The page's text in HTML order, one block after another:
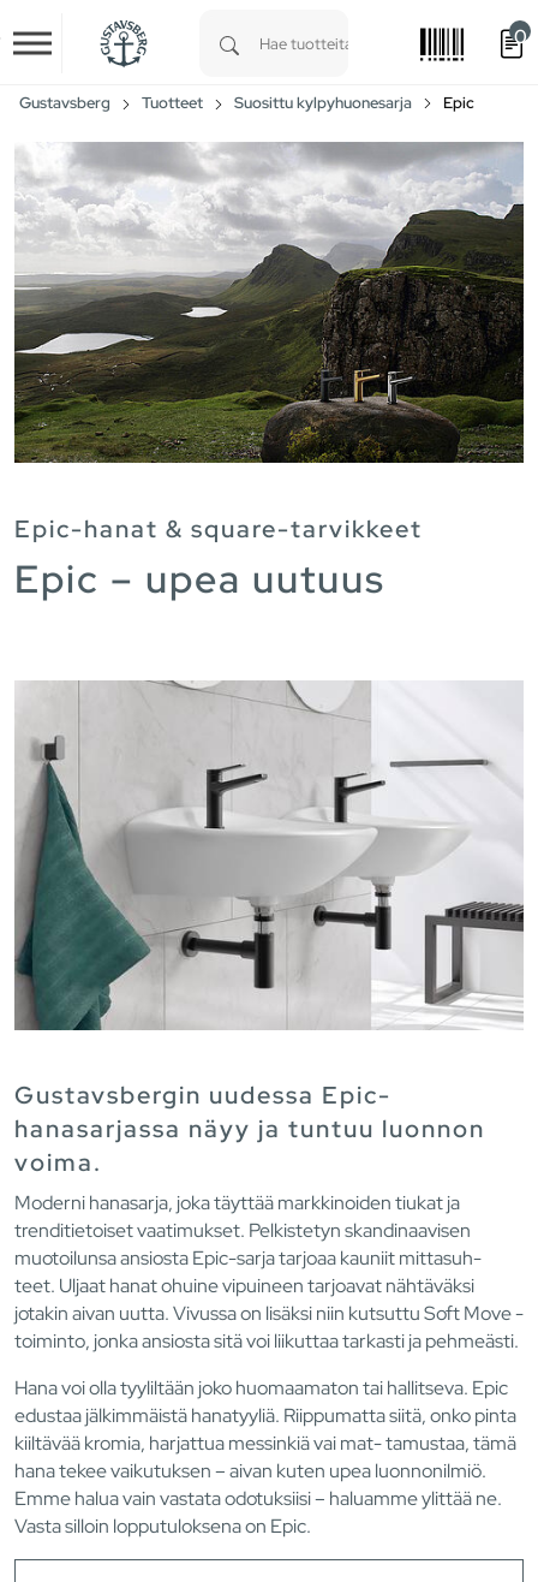
Skip to main content
0
Gustavsberg Tuotteet Suosittu kylpyhuonesarja Epic
Epic-hanat & square-tarvikkeet
Epic – upea uutuus
Gustavsbergin uudessa Epic-
hanasarjassa näyy ja tuntuu luonnon
voima.
Moderni hanasarja, joka täyttää markkinoiden tiukat ja
trenditietoiset vaatimukset. Pelkistetyn skandinaavisen
muotoilunsa ansiosta Epic-sarja tarjoaa kauniit mittasuh-
teet. Uljaat hanat ohuine vipuineen tarjoavat nähtäväksi
jotakin aivan uutta. Vivussa on lisäksi niin kutsuttu Soft Move -
toiminto, jonka ansiosta sitä voi liikuttaa tarkasti ja pehmeästi.
Hana voi olla tyyliltään joko huomaamaton tai hallitseva. Epic
edustaa jälkimmäistä hanatyyliä. Riippumatta siitä, onko pinta
kiiltävää kromia, harjattua messinkiä vai mat- tamustaa, tämä
hana tekee vaikutuksen – aivan kuten upea luonnonilmiö.
Emme halua vain vastata odotuksiisi – haluamme ylittää ne.
Vasta silloin lopputuloksena on Epic.